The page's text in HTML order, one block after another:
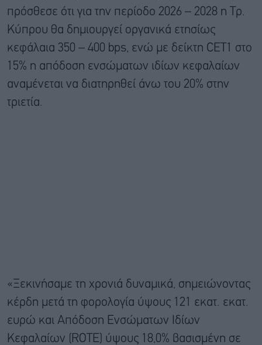
πρόσθεσε ότι για την περίοδο 2026 – 2028 η Τρ.
Κύπρου θα δημιουργεί οργανικά ετησίως
κεφάλαια 350 – 400 bps, ενώ με δείκτη CET1 στο
15% η απόδοση ενσώματων ιδίων κεφαλαίων
αναμένεται να διατηρηθεί άνω του 20% στην
τριετία.
«Ξεκινήσαμε τη χρονιά δυναμικά, σημειώνοντας
κέρδη μετά τη φορολογία ύψους 121 εκατ. εκατ.
ευρώ και Απόδοση Ενσώματων Ιδίων
Κεφαλαίων (ROTE) ύψους 18,0% βασισμένη σε